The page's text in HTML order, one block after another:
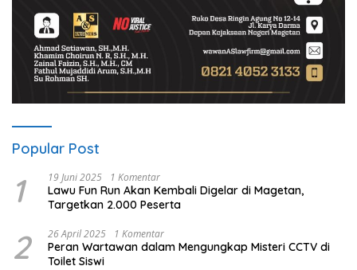
Popular Post
1 19 Juni 2025 1 Komentar
Lawu Fun Run Akan Kembali Digelar di Magetan,
Targetkan 2.000 Peserta
2 26 April 2025 1 Komentar
Peran Wartawan dalam Mengungkap Misteri CCTV di
Toilet Siswi